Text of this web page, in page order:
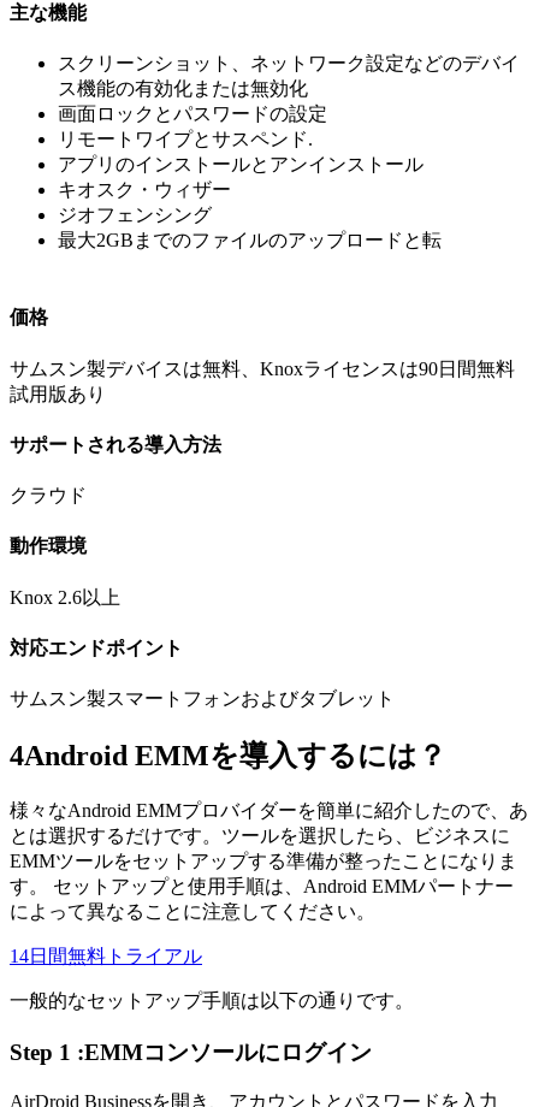
主な機能
スクリーンショット、ネットワーク設定などのデバイ
ス機能の有効化または無効化
画面ロックとパスワードの設定
リモートワイプとサスペンド.
アプリのインストールとアンインストール
キオスク・ウィザー
ジオフェンシング
最大2GBまでのファイルのアップロードと転
価格
サムスン製デバイスは無料、Knoxライセンスは90日間無料
試用版あり
サポートされる導入方法
クラウド
動作環境
Knox 2.6以上
対応エンドポイント
サムスン製スマートフォンおよびタブレット
4Android EMMを導入するには？
様々なAndroid EMMプロバイダーを簡単に紹介したので、あ
とは選択するだけです。ツールを選択したら、ビジネスに
EMMツールをセットアップする準備が整ったことになりま
す。 セットアップと使用手順は、Android EMMパートナー
によって異なることに注意してください。
14日間無料トライアル
一般的なセットアップ手順は以下の通りです。
Step 1 :EMMコンソールにログイン
AirDroid Businessを開き、アカウントとパスワードを入力